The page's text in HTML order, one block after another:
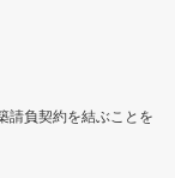
請負契約を結ぶことを